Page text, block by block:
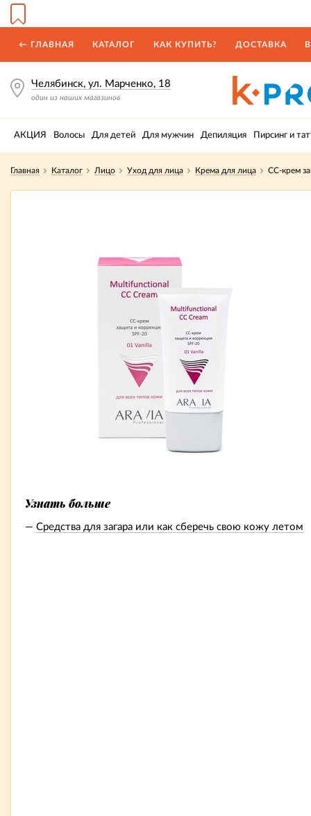
← ГЛАВНАЯ КАТАЛОГ КАК КУПИТЬ? ДОСТАВКА
Челябинск, ул. Марченко, 18
один из наших магазинов
АКЦИЯ Волосы Для детей Для мужчин Депиляция Пирсинг и
Главная Каталог Лицо Уход для лица Крема для лица СС-крем
Узнать больше
Средства для загара или как сберечь свою кожу летом